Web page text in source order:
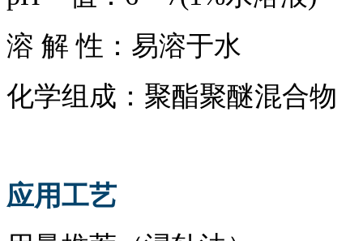
溶 解 性：易溶于水
化学组成：聚酯聚醚混合物
应用工艺